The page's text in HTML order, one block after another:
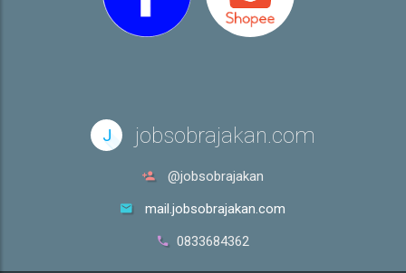
J jobsobrajakan.com
@jobsobrajakan
mail.jobsobrajakan.com
0833684362